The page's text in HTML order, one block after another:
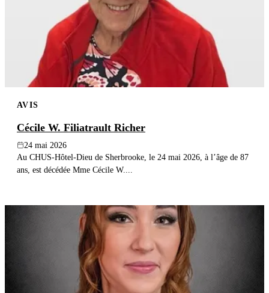
AVIS
Cécile W. Filiatrault Richer
24 mai 2026
Au CHUS-Hôtel-Dieu de Sherbrooke, le 24 mai 2026, à l’âge de 87
ans, est décédée Mme Cécile W....